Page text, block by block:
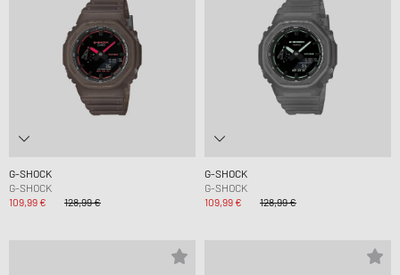
G-SHOCK
G-SHOCK
109,99 €
128,99 €
G-SHOCK
G-SHOCK
109,99 €
128,99 €